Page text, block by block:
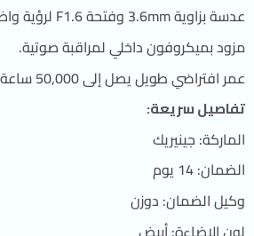
عدسة بزاوية 3.6mm وفتحة F1.6 لرؤية واضحة.
مزود بميكروفون داخلي لمراقبة صوتية.
عمر افتراضي طويل يصل إلى 50,000 ساعة.
تفاصيل سريعة:
الماركة: جينيريك
الضمان: 14 يوم
وكيل الضمان: دوزن